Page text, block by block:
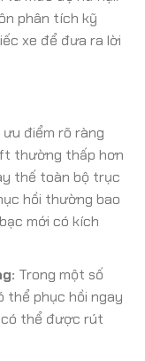
phân tích kỹ
xe để đưa ra lời
điểm rõ ràng
thường thấp hơn
thế toàn bộ trục
hồi thường bao
mới có kích
Trong một số
thể phục hồi ngay
có thể được rút